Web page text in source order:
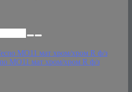
MO11 мат хром/хром R ф/з